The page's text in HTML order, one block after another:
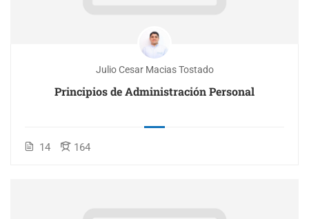
Julio Cesar Macias Tostado
Principios de Administración Personal
14 164